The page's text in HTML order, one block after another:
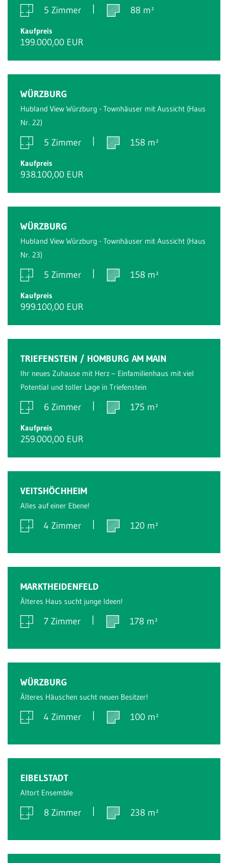
5 Zimmer 88 m²
Kaufpreis
199.000,00 EUR
WÜRZBURG
Hubland View Würzburg - Townhäuser mit Aussicht (Haus
Nr. 22)
5 Zimmer 158 m²
Kaufpreis
938.100,00 EUR
WÜRZBURG
Hubland View Würzburg - Townhäuser mit Aussicht (Haus
Nr. 23)
5 Zimmer 158 m²
Kaufpreis
999.100,00 EUR
TRIEFENSTEIN / HOMBURG AM MAIN
Ihr neues Zuhause mit Herz – Einfamilienhaus mit viel
Potential und toller Lage in Triefenstein
6 Zimmer 175 m²
Kaufpreis
259.000,00 EUR
VEITSHÖCHHEIM
Alles auf einer Ebene!
4 Zimmer 120 m²
MARKTHEIDENFELD
Älteres Haus sucht junge Ideen!
7 Zimmer 178 m²
WÜRZBURG
Älteres Häuschen sucht neuen Besitzer!
4 Zimmer 100 m²
EIBELSTADT
Altort Ensemble
8 Zimmer 238 m²